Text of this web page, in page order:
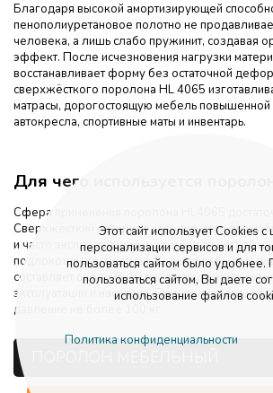
Этот сайт использует Cookies с
персонализации сервисов и для
пользоваться сайтом было
пользоваться сайтом, Вы даете
использование файлов
Политика конфиденциальности
Благодаря высокой амортизирующей
пенополиуретановое полотно не
человека, а лишь слабо пружинит, создавая
эффект. После исчезновения нагрузки
восстанавливает форму без остаточной
сверхжёсткого поролона HL 4065
матрасы, дорогостоящую мебель повышенной
автокресла, спортивные маты и инвентарь.
Для чего используется
Сфера применения поролона HL4065
Сверхжёсткий материал используется для
и часто эксплуатируемых элементов мягкой
подлокотников, сидений. Срок службы в
составляет около 8–10 лет в зависимости от
эксплуатации и нагрузки. Пенополиуретан HL
давление не более 100 кг.